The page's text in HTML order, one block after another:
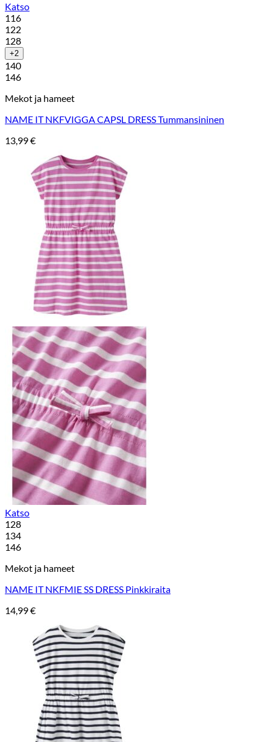
Katso
116
122
128
+2
140
146
Mekot ja hameet
NAME IT NKFVIGGA CAPSL DRESS Tummansininen
13,99€
Katso
128
134
146
Mekot ja hameet
NAME IT NKFMIE SS DRESS Pinkkiraita
14,99€